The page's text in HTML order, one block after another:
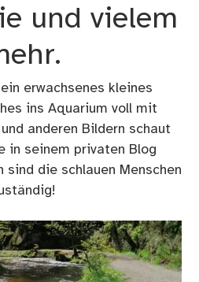
und vielem
erwachsenes kleines
ins Aquarium voll mit
anderen Bildern schaut
in seinem privaten Blog
sind die schlauen Menschen